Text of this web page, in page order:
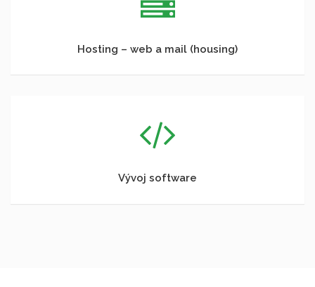
Hosting – web a mail (housing)
Vývoj software